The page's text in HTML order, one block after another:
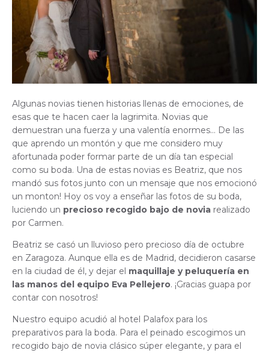
Algunas novias tienen historias llenas de emociones, de
esas que te hacen caer la lagrimita. Novias que
demuestran una fuerza y una valentía enormes… De las
que aprendo un montón y que me considero muy
afortunada poder formar parte de un día tan especial
como su boda. Una de estas novias es Beatriz, que nos
mandó sus fotos junto con un mensaje que nos emocionó
un monton! Hoy os voy a enseñar las fotos de su boda,
luciendo un precioso recogido bajo de novia realizado
por Carmen.
Beatriz se casó un lluvioso pero precioso día de octubre
en Zaragoza. Aunque ella es de Madrid, decidieron casarse
en la ciudad de él, y dejar el maquillaje y peluquería en
las manos del equipo Eva Pellejero. ¡Gracias guapa por
contar con nosotros!
Nuestro equipo acudió al hotel Palafox para los
preparativos para la boda. Para el peinado escogimos un
recogido bajo de novia clásico súper elegante, y para el